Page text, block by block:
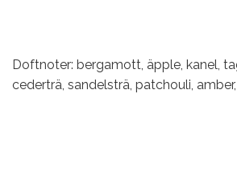
Doftnoter: bergamott, äpple, kanel,
cederträ, sandelsträ, patchouli,